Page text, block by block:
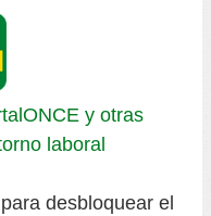
y otras
laboral
desbloquear el